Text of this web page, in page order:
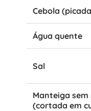
Cebola
Água quente
Sal
Manteiga sem
(cortada em